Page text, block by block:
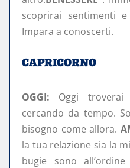
scoprirai sentimenti e
Impara a conoscerti.
CAPRICORNO
OGGI: Oggi
cercando da tempo.
bisogno come allora.
la tua relazione sia la
bugie sono